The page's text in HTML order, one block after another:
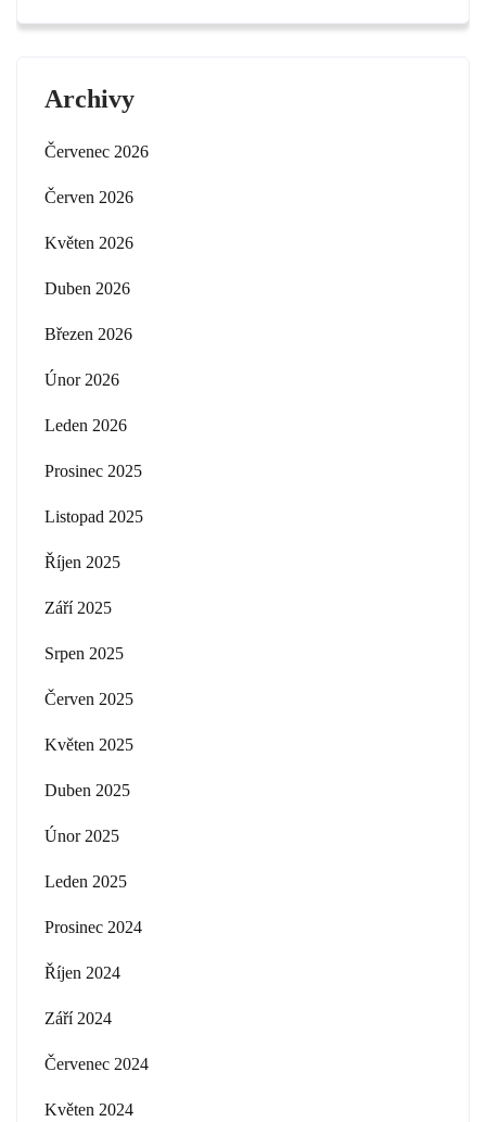
Archivy
Červenec 2026
Červen 2026
Květen 2026
Duben 2026
Březen 2026
Únor 2026
Leden 2026
Prosinec 2025
Listopad 2025
Říjen 2025
Září 2025
Srpen 2025
Červen 2025
Květen 2025
Duben 2025
Únor 2025
Leden 2025
Prosinec 2024
Říjen 2024
Září 2024
Červenec 2024
Květen 2024